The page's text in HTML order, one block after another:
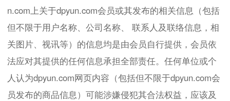
n.com上关于dpyun.com会员或其发布的相关信息（包括
但不限于用户名称、公司名称、 联系人及联络信息，相
关图片、视讯等）的信息均是由会员自行提供，会员依
法应对其提供的任何信息承担全部责任。任何单位或个
人认为dpyun.com网页内容（包括但不限于dpyun.com会
员发布的商品信息）可能涉嫌侵犯其合法权益，应该及